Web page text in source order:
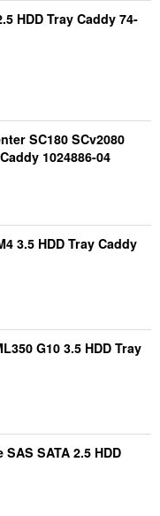
HDD Tray Caddy 74-
SC180 SCv2080
1024886-04
3.5 HDD Tray Caddy
G10 3.5 HDD Tray
SATA 2.5 HDD